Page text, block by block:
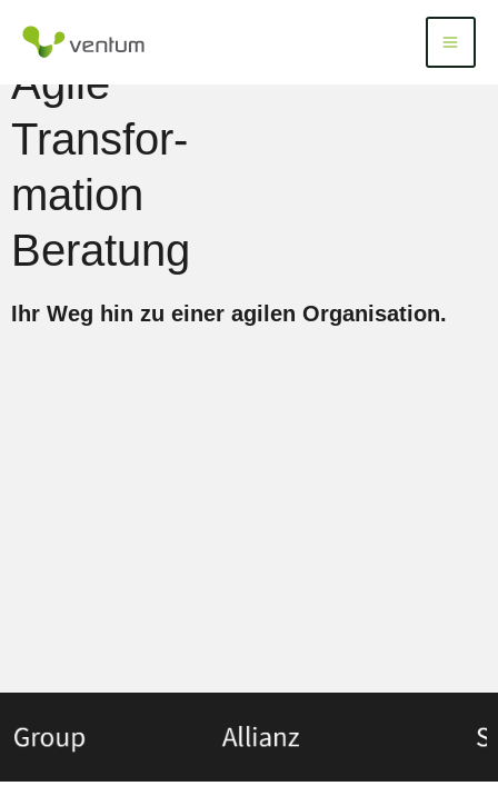
Inhalt
springen
Agile
Transfor­
mation
Beratung
Ihr Weg hin zu einer agilen Organisation.